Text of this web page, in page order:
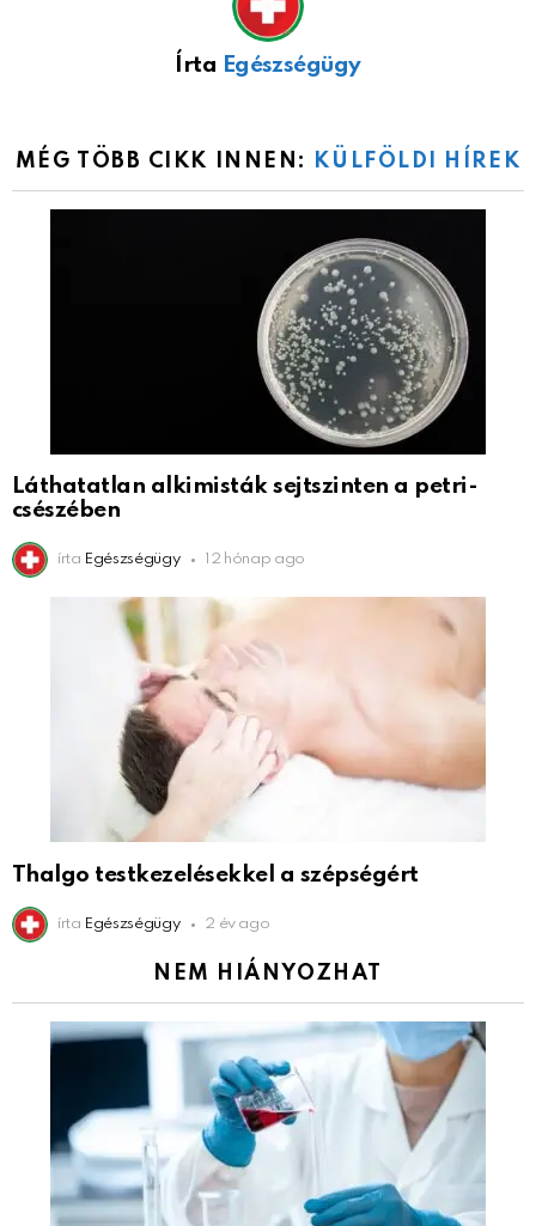
Írta Egészségügy
MÉG TÖBB CIKK INNEN: KÜLFÖLDI HÍREK
Láthatatlan alkimisták sejtszinten a petri-
csészében
írta Egészségügy 12 hónap ago
Thalgo testkezelésekkel a szépségért
írta Egészségügy 2 év ago
NEM HIÁNYOZHAT